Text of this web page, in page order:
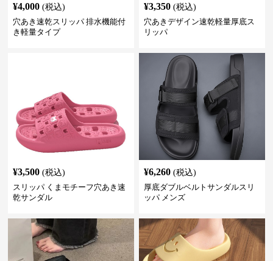
¥4,000 (税込)
穴あき速乾スリッパ 排水機能付
き軽量タイプ
¥3,350 (税込)
穴あきデザイン速乾軽量厚底ス
リッパ
¥3,500 (税込)
スリッパ くまモチーフ穴あき速
乾サンダル
¥6,260 (税込)
厚底ダブルベルトサンダルスリ
ッパ メンズ